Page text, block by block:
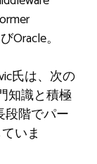
Oracle。
氏は、次の
知識と積極
段階でパー
いま